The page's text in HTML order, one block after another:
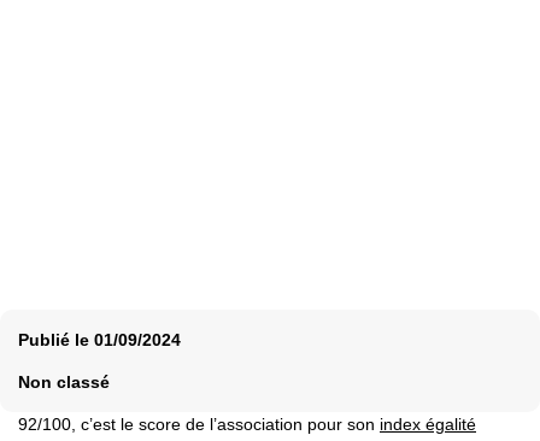
Publié le 01/09/2024
Non classé
92/100, c’est le score de l’association pour son index égalité